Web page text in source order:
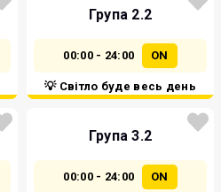
Група 2.2
00:00 - 24:00 ON
💡 Світло буде весь день
Група 3.2
00:00 - 24:00 ON